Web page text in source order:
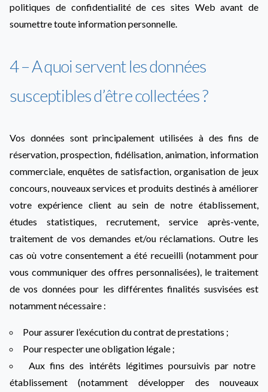
politiques de confidentialité de ces sites Web avant de
soumettre toute information personnelle.
4 – A quoi servent les données
susceptibles d’être collectées ?
Vos données sont principalement utilisées à des fins de
réservation, prospection, fidélisation, animation, information
commerciale, enquêtes de satisfaction, organisation de jeux
concours, nouveaux services et produits destinés à améliorer
votre expérience client au sein de notre établissement,
études statistiques, recrutement, service après-vente,
traitement de vos demandes et/ou réclamations. Outre les
cas où votre consentement a été recueilli (notamment pour
vous communiquer des offres personnalisées), le traitement
de vos données pour les différentes finalités susvisées est
notamment nécessaire :
Pour assurer l’exécution du contrat de prestations ;
Pour respecter une obligation légale ;
Aux fins des intérêts légitimes poursuivis par notre
établissement (notamment développer des nouveaux